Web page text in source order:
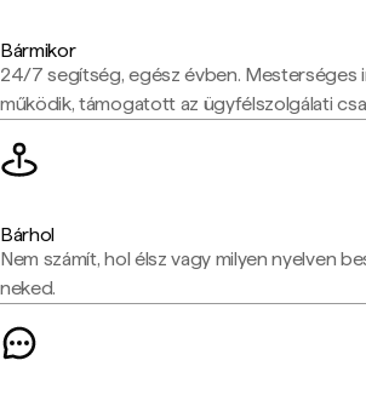
Bármikor
24/7 segítség, egész évben. Mesterséges
működik, támogatott az ügyfélszolgálati
Bárhol
Nem számít, hol élsz vagy milyen nyelven
neked.